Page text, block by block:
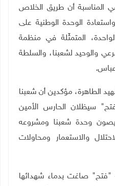
المناسبة أن طريق الخلاص
الوحدة الوطنية على
المتمثّلة في منظمة
والوحيد لشعبنا، والسلطة
عباس.
الطاهرة، مؤكدين أن شعبنا
سيظلان الحارس الأمين
يصون وحدة شعبنا ومشروعه
والاستعمار ومحاولات
"فتح" صاغت بدماء شهدائها